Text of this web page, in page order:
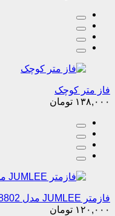
فاز متر کوچک
۱۳۸,۰۰۰ تومان
فازمتر JUMLEE مدل 8802
۱۲۰,۰۰۰ تومان